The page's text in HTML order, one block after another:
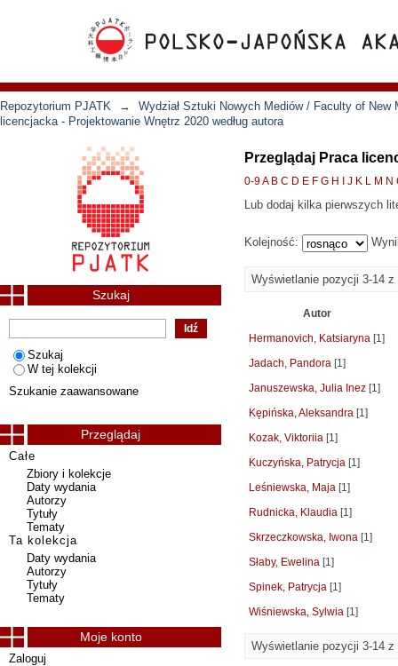
Repozytorium PJATK →
Wydział Sztuki Nowych Mediów / Faculty of New
licencjacka - Projektowanie Wnętrz 2020 według autora
Przeglądaj Praca
0-9A B C D E F G H J K L M N
Lub dodaj kilka pierwszych
Kolejność:
Wyświetlanie pozycji 3-14 z
Autor
Hermanovich, Katsiaryna [1]
Jadach, Pandora [1]
Januszewska, Julia Inez [1]
Kępińska, Aleksandra [1]
Kozak, Viktoriia [1]
Kuczyńska, Patrycja [1]
Leśniewska, Maja [1]
Rudnicka, Klaudia [1]
Skrzeczkowska, Iwona [1]
Słaby, Ewelina [1]
Spinek, Patrycja [1]
Wiśniewska, Sylwia [1]
Wyświetlanie pozycji 3-14 z
Szukaj
Szukaj
W tej kolekcji
Szukanie zaawansowane
Przeglądaj
Całe
Zbiory i kolekcje
Daty wydania
Autorzy
Tytuły
Tematy
Ta kolekcja
Daty wydania
Autorzy
Tytuły
Tematy
Moje konto
Zaloguj